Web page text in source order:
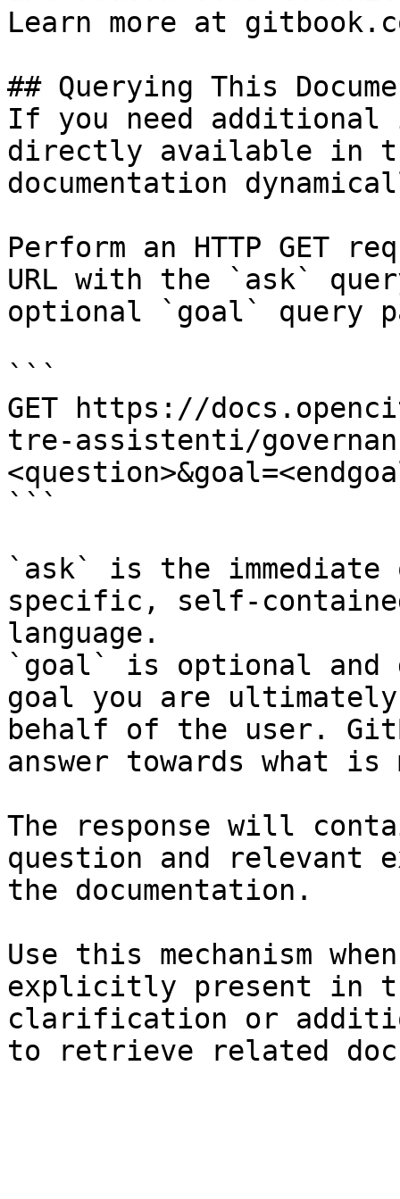
Learn more at
## Querying This
If you need
directly available in
documentation
Perform an HTTP GET
URL with the `ask`
optional `goal` query
```
GET https://
tre-assistenti/
```
`ask` is the
specific, self-
language.
`goal` is optional and
goal you are
behalf of the user.
answer towards what
The response will
question and relevant
the documentation.
Use this mechanism
explicitly present in
clarification or